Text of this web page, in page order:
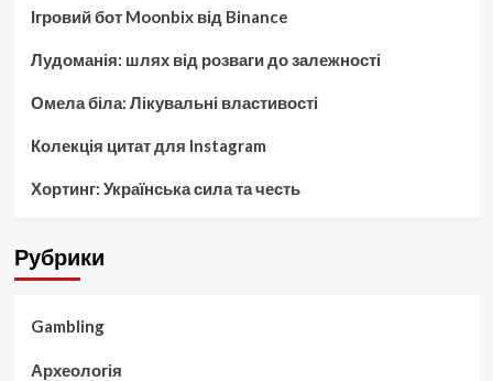
Ігровий бот Moonbix від Binance
Лудоманія: шлях від розваги до залежності
Омела біла: Лікувальні властивості
Колекція цитат для Instagram
Хортинг: Українська сила та честь
Рубрики
Gambling
Археологія